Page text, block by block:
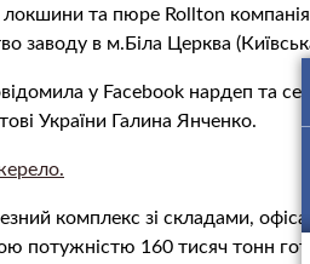
та пюре Rollton
заводу в м.Біла Церква
у Facebook нардеп та
України Галина Янченко.
комплекс зі складами,
потужністю 160 тисяч тонн